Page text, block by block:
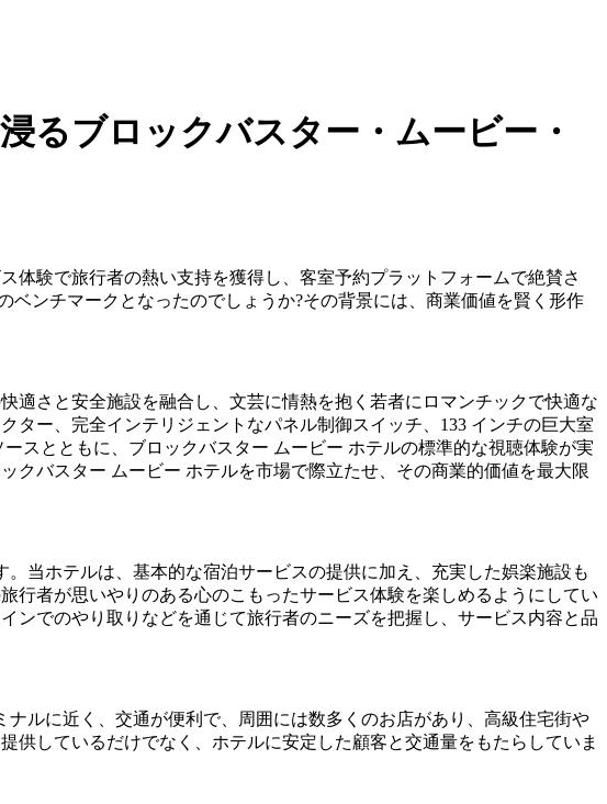
るブロックバスター・ムービー・
体験で旅行者の熱い支持を獲得し、客室予約プラットフォームで絶賛さ
ンチマークとなったのでしょうか?その背景には、商業価値を賢く形作
適さと安全施設を融合し、文芸に情熱を抱く若者にロマンチックで快適な
ター、完全インテリジェントなパネル制御スイッチ、133 インチの巨大室
スとともに、ブロックバスター ムービー ホテルの標準的な視聴体験が実
クバスター ムービー ホテルを市場で際立たせ、その商業的価値を最大限
当ホテルは、基本的な宿泊サービスの提供に加え、充実した娯楽施設も
行者が思いやりのある心のこもったサービス体験を楽しめるようにしてい
ンでのやり取りなどを通じて旅行者のニーズを把握し、サービス内容と品
ルに近く、交通が便利で、周囲には数多くのお店があり、高級住宅街や
しているだけでなく、ホテルに安定した顧客と交通量をもたらしていま